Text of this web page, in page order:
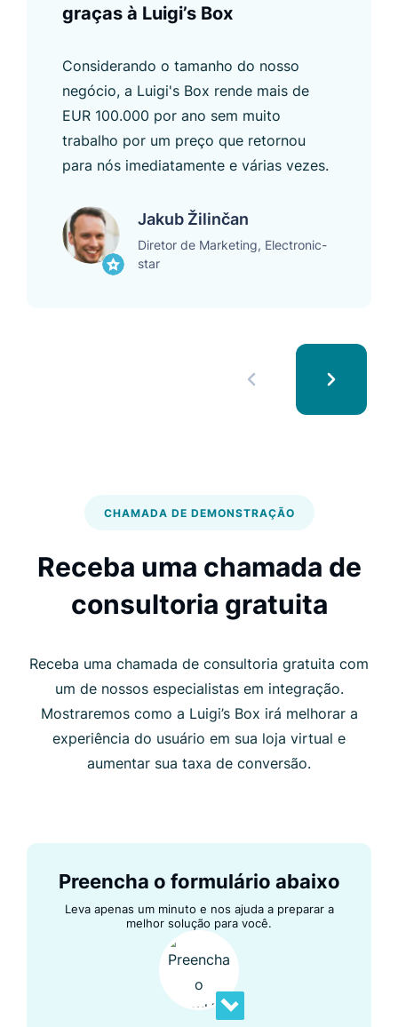
graças à Luigi’s Box
Considerando o tamanho do nosso
negócio, a Luigi's Box rende mais de
EUR 100.000 por ano sem muito
trabalho por um preço que retornou
para nós imediatamente e várias vezes.
Jakub Žilinčan
Diretor de Marketing, Electronic-
star
CHAMADA DE DEMONSTRAÇÃO
Receba uma chamada de
consultoria gratuita
Receba uma chamada de consultoria gratuita com
um de nossos especialistas em integração.
Mostraremos como a Luigi’s Box irá melhorar a
experiência do usuário em sua loja virtual e
aumentar sua taxa de conversão.
Preencha o formulário abaixo
Leva apenas um minuto e nos ajuda a preparar a
melhor solução para você.